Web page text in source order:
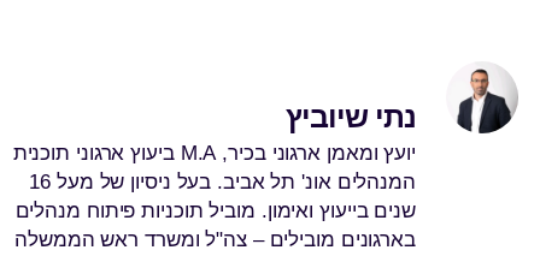
נתי שיוביץ
יועץ ומאמן ארגוני בכיר, M.A ביעוץ ארגוני תוכנית
המנהלים אונ' תל אביב. בעל ניסיון של מעל 16
שנים בייעוץ ואימון. מוביל תוכניות פיתוח מנהלים
בארגונים מובילים – צה"ל ומשרד ראש הממשלה